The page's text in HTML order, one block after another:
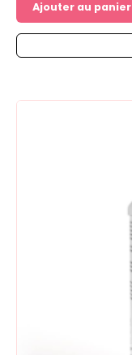
Ajouter au panier